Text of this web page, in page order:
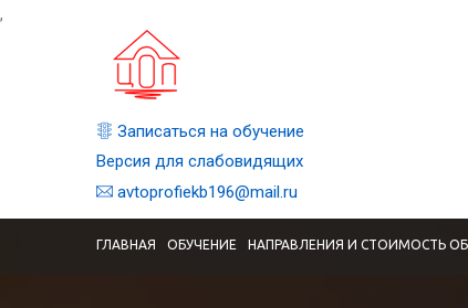
,
Записаться на обучение
Версия для слабовидящих
avtoprofiekb196@mail.ru
ГЛАВНАЯ ОБУЧЕНИЕ НАПРАВЛЕНИЯ И СТОИМОСТЬ